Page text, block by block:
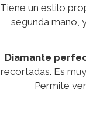
Tiene un estilo
segunda mano,
Diamante
recortadas. Es muy
Permite